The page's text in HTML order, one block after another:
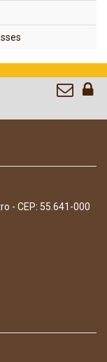
- CEP: 55.641-000